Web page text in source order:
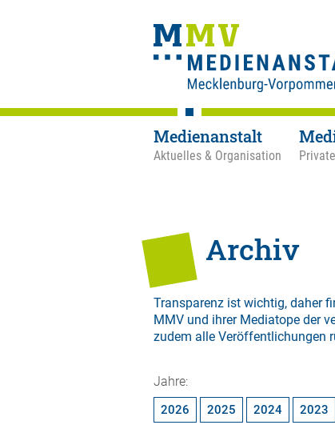
Medienanstalt
Aktuelles & Organisation
Archiv
Transparenz ist wichtig, daher
MMV und ihrer Mediatope der
zudem alle Veröffentlichungen
Jahre:
2026 2025 2024 2023